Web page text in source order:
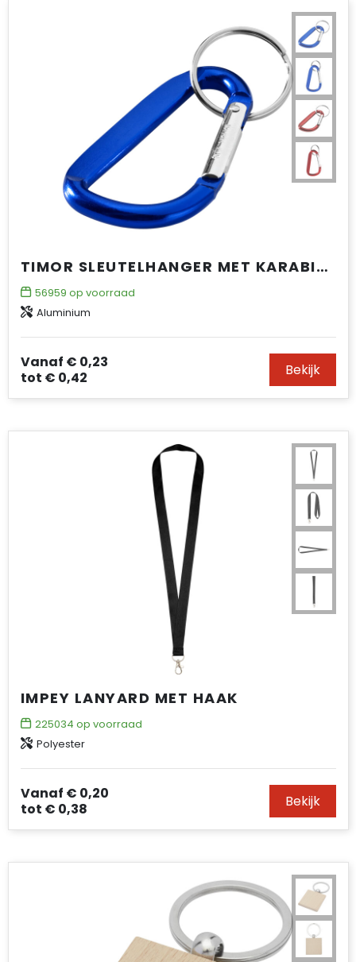
TIMOR SLEUTELHANGER MET KARABIJNHAAK
56959 op voorraad
Aluminium
Vanaf € 0,23
tot € 0,42 Bekijk
IMPEY LANYARD MET HAAK
225034 op voorraad
Polyester
Vanaf € 0,20
tot € 0,38 Bekijk